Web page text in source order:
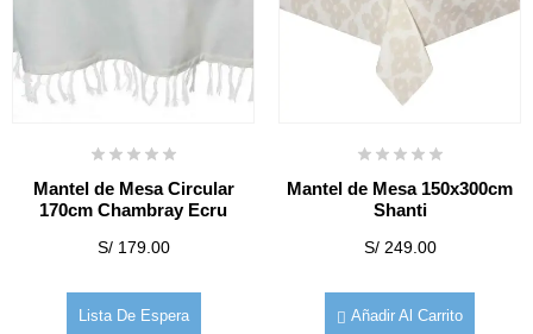
Mantel de Mesa Circular
170cm Chambray Ecru
S/179.00
Lista De Espera
Mantel de Mesa 150x300cm
Shanti
S/249.00
Añadir Al Carrito